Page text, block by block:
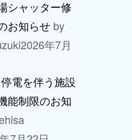
シャッター修
お知らせ by
2026年7月
電を伴う施設
能制限のお知